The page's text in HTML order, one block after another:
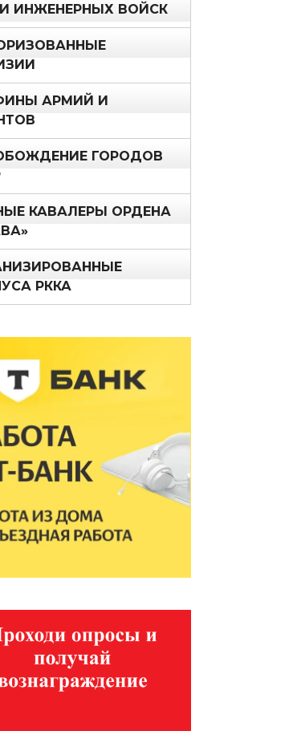
ИНЖЕНЕРНЫХ ВОЙСК
АРМИЙ И
ГОРОДОВ
КАВАЛЕРЫ ОРДЕНА
РККА